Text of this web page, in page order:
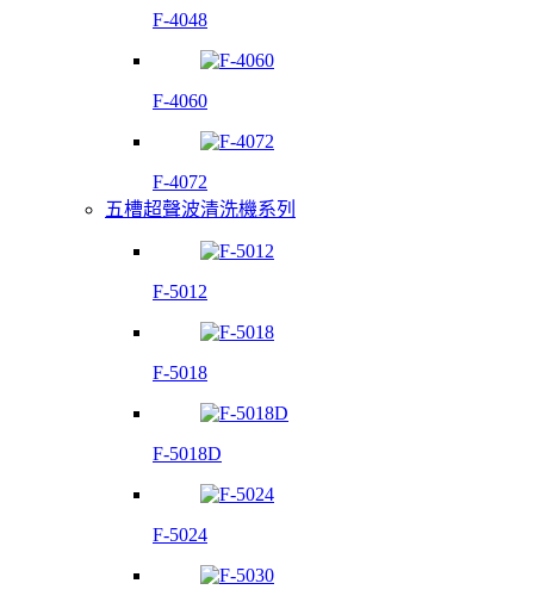
F-4048
F-4060
F-4072
五槽超聲波清洗機系列
F-5012
F-5018
F-5018D
F-5024